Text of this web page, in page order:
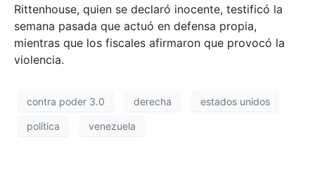
Rittenhouse, quien se declaró inocente, testificó la
semana pasada que actuó en defensa propia,
mientras que los fiscales afirmaron que provocó la
violencia.
contra poder 3.0 derecha estados unidos
política venezuela